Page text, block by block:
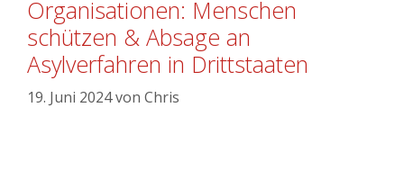
Organisationen: Menschen
schützen & Absage an
Asylverfahren in Drittstaaten
19. Juni 2024von Chris